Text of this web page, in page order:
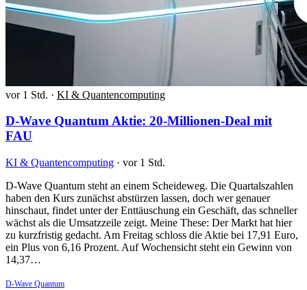
vor 1 Std. · KI & Quantencomputing
D-Wave Quantum Aktie: 20-Millionen-Deal mit
FAU
KI & Quantencomputing · vor 1 Std.
D-Wave Quantum steht an einem Scheideweg. Die Quartalszahlen
haben den Kurs zunächst abstürzen lassen, doch wer genauer
hinschaut, findet unter der Enttäuschung ein Geschäft, das schneller
wächst als die Umsatzzeile zeigt. Meine These: Der Markt hat hier
zu kurzfristig gedacht. Am Freitag schloss die Aktie bei 17,91 Euro,
ein Plus von 6,16 Prozent. Auf Wochensicht steht ein Gewinn von
14,37…
D-Wave Quantum